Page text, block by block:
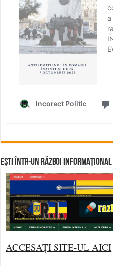
Ești într-un RĂZBOI INFORMAȚIONAL
ACCESAȚI SITE-UL AICI